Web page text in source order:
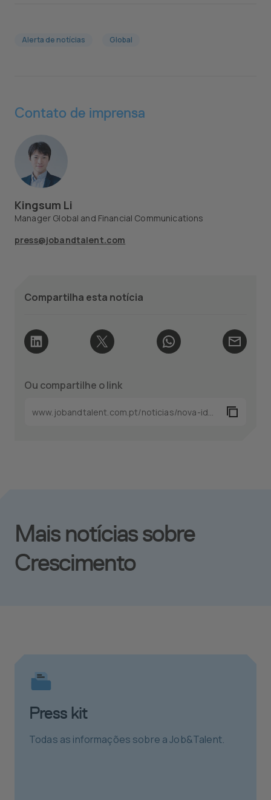
Alerta de notícias Global
Contato de imprensa
Kingsum Li
Manager Global and Financial Communications
press@jobandtalent.com
Compartilha esta notícia
Ou compartilhe o link
Mais notícias sobre
Crescimento
Press kit
Todas as informações sobre a Job&Talent.